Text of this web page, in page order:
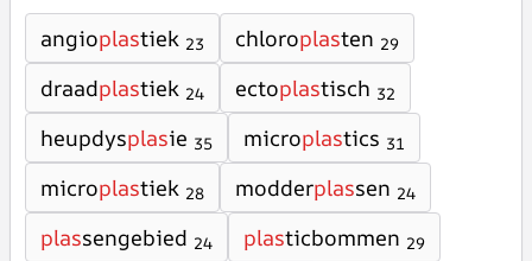
angioplastiek 23 chloroplasten 29
draadplastiek 24 ectoplastisch 32
heupdysplasie 35 microplastics 31
microplastiek 28 modderplassen 24
plassengebied 24 plasticbommen 29